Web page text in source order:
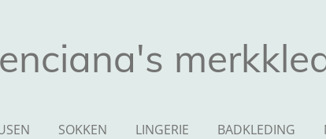
SOKKEN LINGERIE BADKLEDING